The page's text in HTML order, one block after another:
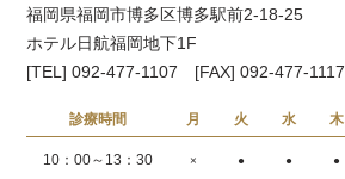
福岡県福岡市博多区博多駅前2-18-25
ホテル日航福岡地下1F
[TEL] 092-477-1107 [FAX] 092-477-1117
診療時間 月 火 水 木
10：00～13：30 × ● ● ●